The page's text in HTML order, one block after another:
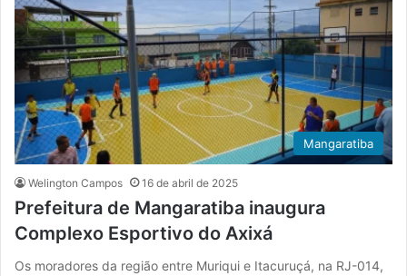
Mangaratiba
Welington Campos 16 de abril de 2025
Prefeitura de Mangaratiba inaugura
Complexo Esportivo do Axixá
Os moradores da região entre Muriqui e Itacuruçá, na RJ-014,